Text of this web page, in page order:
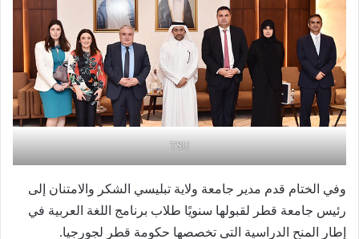
TSU
وفي الختام قدم مدير جامعة ولاية تبليسي الشكر والامتنان إلى
رئيس جامعة قطر لقبولها سنويًا طلاب برنامج اللغة العربية في
إطار المنح الدراسية التي تخصصها حكومة قطر لجورجيا.